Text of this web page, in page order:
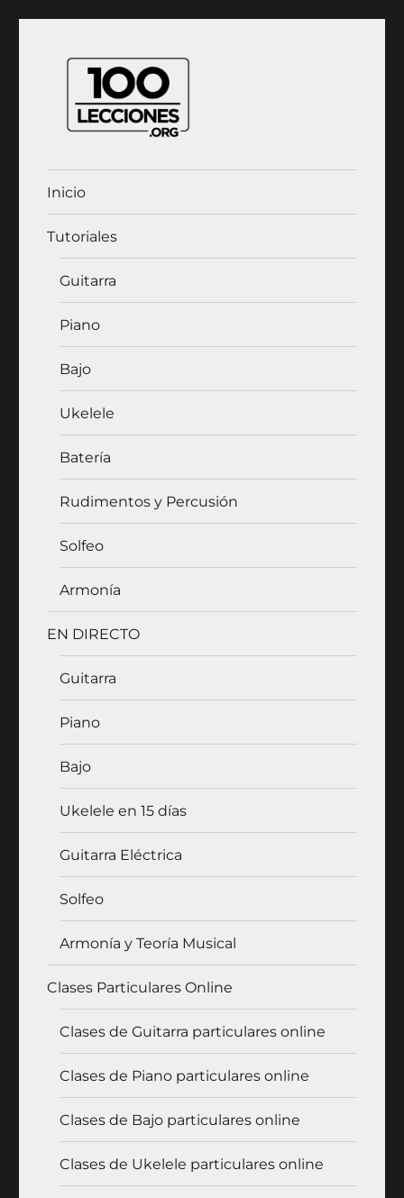
100Lecciones.Org
Inicio
Tutoriales
Guitarra
Piano
Bajo
Ukelele
Batería
Rudimentos y Percusión
Solfeo
Armonía
EN DIRECTO
Guitarra
Piano
Bajo
Ukelele en 15 días
Guitarra Eléctrica
Solfeo
Armonía y Teoría Musical
Clases Particulares Online
Clases de Guitarra particulares online
Clases de Piano particulares online
Clases de Bajo particulares online
Clases de Ukelele particulares online